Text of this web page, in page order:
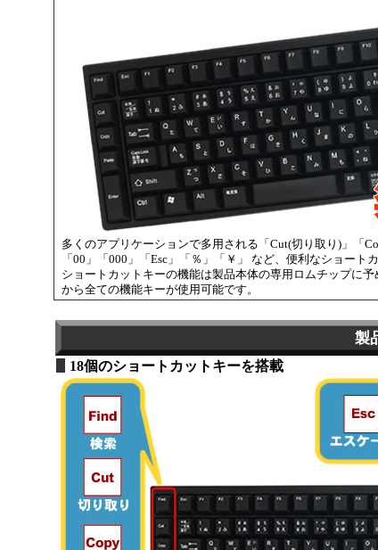
多くのアプリケーションで多用される「Cut(切り取り)」「
「00」「000」「Esc」「％」「￥」 など、便利なショー
ショートカットキーの機能は製品本体の専用ロムチップに
から全ての機能キーが使用可能です。
製
18個のショートカットキーを搭載